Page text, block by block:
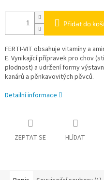
Přidat do
FERTI-VIT obsahuje vitamíny a
E. Vynikající přípravek pro chov
plodnost) a udržení formy
kanárů a pěnkavovitých pěvců.
Detailní informace
ZEPTAT SE HLÍDAT